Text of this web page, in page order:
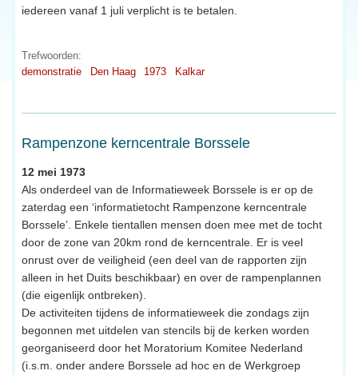
iedereen vanaf 1 juli verplicht is te betalen.
Trefwoorden:
demonstratie
Den Haag 1973 Kalkar
Rampenzone kerncentrale Borssele
12 mei 1973
Als onderdeel van de Informatieweek Borssele is er op de
zaterdag een ‘informatietocht Rampenzone kerncentrale
Borssele’. Enkele tientallen mensen doen mee met de tocht
door de zone van 20km rond de kerncentrale. Er is veel
onrust over de veiligheid (een deel van de rapporten zijn
alleen in het Duits beschikbaar) en over de rampenplannen
(die eigenlijk ontbreken).
De activiteiten tijdens de informatieweek die zondags zijn
begonnen met uitdelen van stencils bij de kerken worden
georganiseerd door het Moratorium Komitee Nederland
(i.s.m. onder andere Borssele ad hoc en de Werkgroep